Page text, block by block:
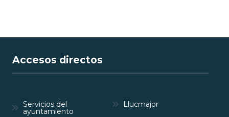
Accesos directos
Servicios del
ayuntamiento
Llucmajor